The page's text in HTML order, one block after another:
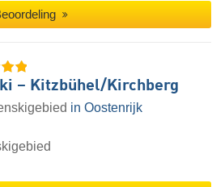
– Kitzbühel/​Kirchberg
in Oostenrijk